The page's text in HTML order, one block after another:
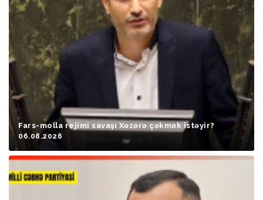
Fars-molla rejimi savaşı Xəzərə çəkmək istəyir?
06.08.2026